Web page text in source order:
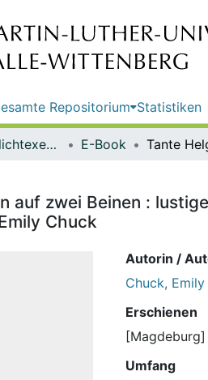
Repositorium Statistiken
Elektronische Pflichtexemplare E-Book
auf zwei Beinen :
Chuck
Autorin /
Chuck, Emily
Erschienen
[Magdeburg]
Umfang